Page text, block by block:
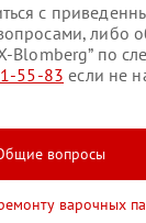
с
либо
Blomberg” по
55-83 если не
вопросы
варочных